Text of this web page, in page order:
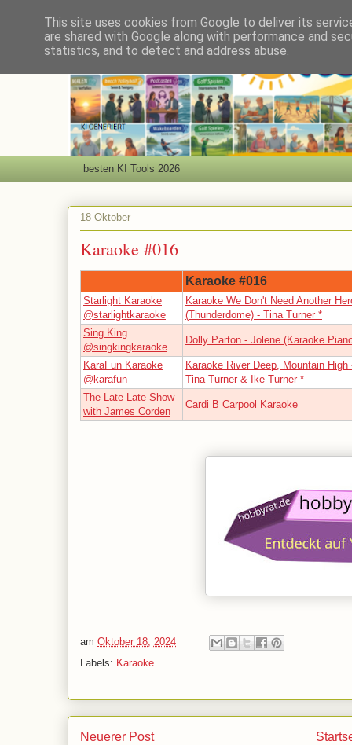
besten KI Tools 2026
18 Oktober
Karaoke #016
Karaoke #016
Starlight Karaoke
@starlightkaraoke
Karaoke We Don't Need Another
(Thunderdome) - Tina Turner *
Sing King
@singkingkaraoke
Dolly Parton - Jolene (Karaoke
KaraFun Karaoke
@karafun
Karaoke River Deep, Mountain High
Tina Turner & Ike Turner *
The Late Late Show
with James Corden
Cardi B Carpool Karaoke
am Oktober 18, 2024
Labels: Karaoke
Neuerer Post
This site uses cookies from Google to deliver its
are shared with Google along with performance and
statistics, and to detect and address abuse.